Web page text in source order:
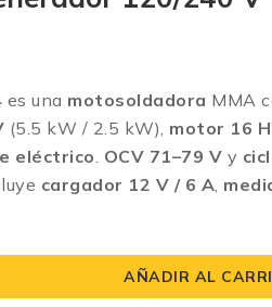
es una motosoldadora MMA
(5.5 kW / 2.5 kW), motor 16
eléctrico OCV 71–79 V y
cargador 12 V / 6 A
AÑADIR AL